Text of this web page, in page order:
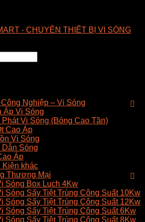
- CHUYÊN THIẾT BỊ VI SÓNG
Nghiệp – Vi Sóng
Áp Vi Sóng
Vi Sóng (Bóng Cao Tần)
Cao Áp
Vi Sóng
Dẫn Sóng
Áp
Kiện khác
Thương Mại
Sóng Box Luch 4Kw
Sóng Sấy Tiệt Trùng Công Suất 10Kw
Sóng Sấy Tiệt Trùng Công Suất 12Kw
Sóng Sấy Tiệt Trùng Công Suất 6Kw
Sóng Sấy Tiệt Trùng Công Suất 8Kw